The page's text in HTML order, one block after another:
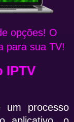
opções! O
para sua TV!
IPTV
um processo